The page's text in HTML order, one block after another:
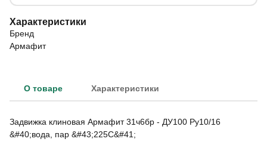
Характеристики
Бренд
Армафит
О товаре Характеристики
Задвижка клиновая Армафит 31ч6бр - ДУ100 Ру10/16
&#40;вода, пар &#43;225С&#41;